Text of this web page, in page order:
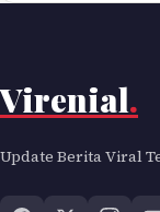
Virenial.
Update Berita Viral